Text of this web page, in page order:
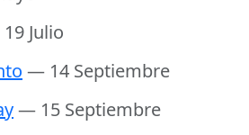
Julio
— 14 Septiembre
— 15 Septiembre